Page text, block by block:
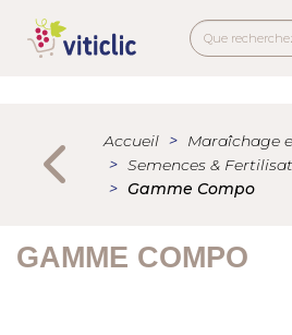
contenu
Accueil
Maraîchage
Semences &
Gamme Compo
GAMME COMPO